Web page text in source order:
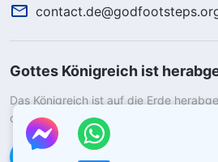
Gottes Königreich ist
Das Königreich ist auf die Erde
das Königreich Gottes betreten?
Kontaktiere uns über WhatsApp